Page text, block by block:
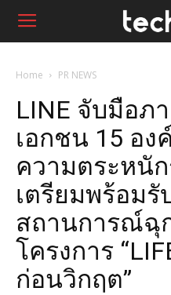
Home PR NEWS
LINE จับมือภ
เอกชน 15 อง
ความตระหนั
เตรียมพร้อม
สถานการณ์ฉุ
โครงการ
ก่อนวิกฤต”